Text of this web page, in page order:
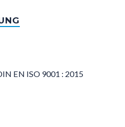
EN ISO 9001 : 2015